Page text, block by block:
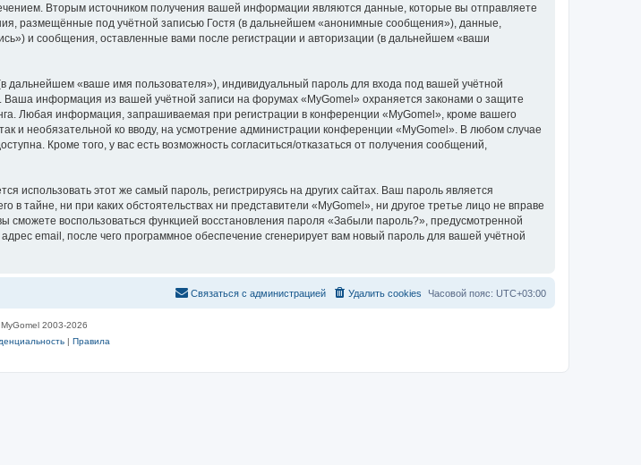
Вторым источником получения вашей информации являются данные, которые вы отправляете
размещённые под учётной записью Гостя (в дальнейшем «анонимные сообщения»), данные,
и сообщения, оставленные вами после регистрации и авторизации (в дальнейшем «ваши
«ваше имя пользователя»), индивидуальный пароль для входа под вашей учётной
информация из вашей учётной записи на форумах «MyGomel» охраняется законами о защите
Любая информация, запрашиваемая при регистрации в конференции «MyGomel», кроме вашего
и необязательной ко вводу, на усмотрение администрации конференции «MyGomel». В любом случае
Кроме того, у вас есть возможность согласиться/отказаться от получения сообщений,
этот же самый пароль, регистрируясь на других сайтах. Ваш пароль является
тайне, ни при каких обстоятельствах ни представители «MyGomel», ни другое третье лицо не вправе
воспользоваться функцией восстановления пароля «Забыли пароль?», предусмотренной
email, после чего программное обеспечение сгенерирует вам новый пароль для вашей учётной
Часовой пояс: UTC+03:00
Удалить cookies
Связаться с администрацией
2003-2026
| Правила